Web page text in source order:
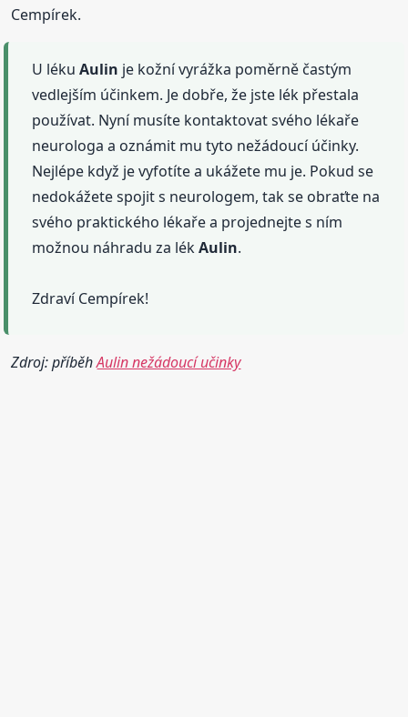
Cempírek.
U lékuAulin je kožní vyrážka poměrně častým
vedlejším účinkem. Je dobře, že jste lék přestala
používat. Nyní musíte kontaktovat svého lékaře
neurologa a oznámit mu tyto nežádoucí účinky.
Nejlépe když je vyfotíte a ukážete mu je. Pokud se
nedokážete spojit s neurologem, tak se obraťte na
svého praktického lékaře a projednejte s ním
možnou náhradu za lékAulin.
Zdraví Cempírek!
Zdroj: příběhAulin nežádoucí učinky